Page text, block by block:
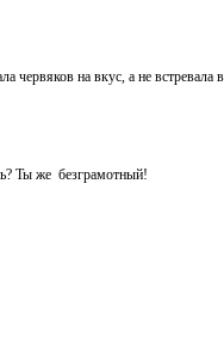
червяков на вкус, а не встревала
Ты же безграмотный!